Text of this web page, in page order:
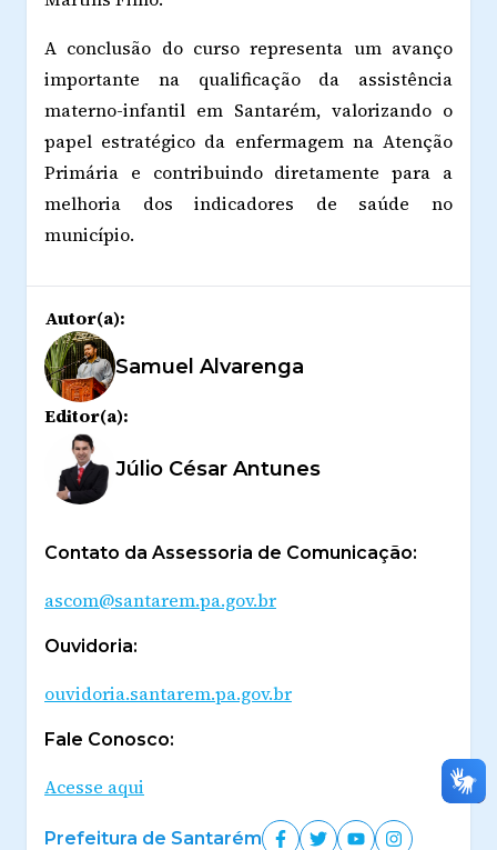
A conclusão do curso representa um avanço
importante na qualificação da assistência
materno-infantil em Santarém, valorizando o
papel estratégico da enfermagem na Atenção
Primária e contribuindo diretamente para a
melhoria dos indicadores de saúde no
município.
Autor(a):
Samuel Alvarenga
Editor(a):
Júlio César Antunes
Contato da Assessoria de Comunicação:
ascom@santarem.pa.gov.br
Ouvidoria:
ouvidoria.santarem.pa.gov.br
Fale Conosco:
Acesse aqui
Prefeitura de Santarém